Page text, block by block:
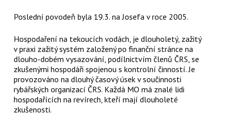
Poslední povodeň byla 19.3. na Josefa v roce 2005.
Hospodaření na tekoucích vodách, je dlouholetý, zažitý
v praxi zažitý systém založený po finanční stránce na
dlouho-dobém vysazování, podílnictvím členů ČRS, se
zkušenými hospodáři spojenou s kontrolní činností. Je
provozováno na dlouhý časový úsek v součinnosti
rybářských organizací ČRS. Každá MO má znalé lidi
hospodařících na revírech, kteří mají dlouholeté
zkušenosti.